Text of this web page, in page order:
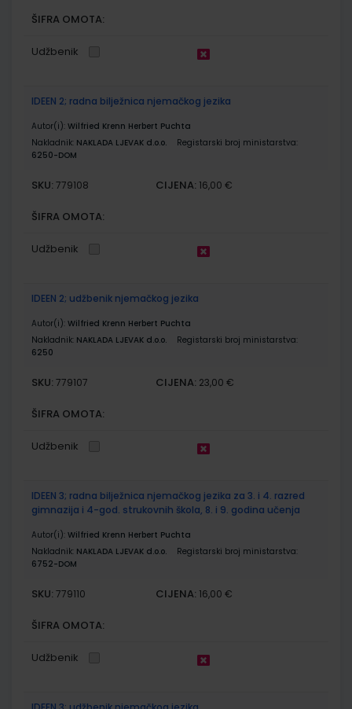
ŠIFRA OMOTA:
Udžbenik
IDEEN 2; radna bilježnica njemačkog jezika
Autor(i): Wilfried Krenn Herbert Puchta
Nakladnik: NAKLADA LJEVAK d.o.o.
Registarski broj ministarstva:
6250-DOM
SKU: 779108 CIJENA: 16,00 €
ŠIFRA OMOTA:
Udžbenik
IDEEN 2; udžbenik njemačkog jezika
Autor(i): Wilfried Krenn Herbert Puchta
Nakladnik: NAKLADA LJEVAK d.o.o.
Registarski broj ministarstva:
6250
SKU: 779107 CIJENA: 23,00 €
ŠIFRA OMOTA:
Udžbenik
IDEEN 3; radna bilježnica njemačkog jezika za 3. i 4. razred
gimnazija i 4-god. strukovnih škola, 8. i 9. godina učenja
Autor(i): Wilfried Krenn Herbert Puchta
Nakladnik: NAKLADA LJEVAK d.o.o.
Registarski broj ministarstva:
6752-DOM
SKU: 779110 CIJENA: 16,00 €
ŠIFRA OMOTA:
Udžbenik